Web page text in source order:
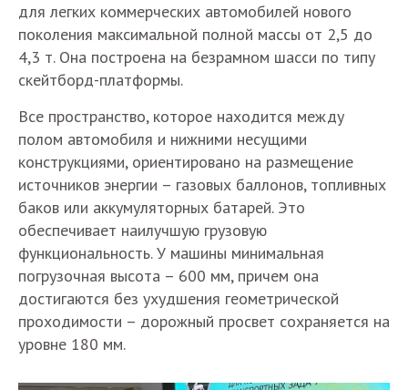
для легких коммерческих автомобилей нового
поколения максимальной полной массы от 2,5 до
4,3 т. Она построена на безрамном шасси по типу
скейтборд-платформы.
Все пространство, которое находится между
полом автомобиля и нижними несущими
конструкциями, ориентировано на размещение
источников энергии – газовых баллонов, топливных
баков или аккумуляторных батарей. Это
обеспечивает наилучшую грузовую
функциональность. У машины минимальная
погрузочная высота – 600 мм, причем она
достигаются без ухудшения геометрической
проходимости – дорожный просвет сохраняется на
уровне 180 мм.